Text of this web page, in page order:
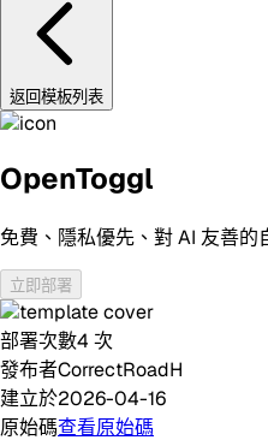
返回模板列表
OpenToggl
免費、隱私優先、對 AI 友善
立即部署
部署次數4 次
發布者CorrectRoadH
建立於2026-04-16
原始碼查看原始碼